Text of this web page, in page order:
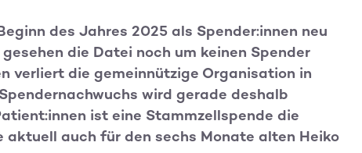
des Jahres 2025 als Spender:innen neu
die Datei noch um keinen Spender
verliert die gemeinnützige Organisation in
wird gerade deshalb
ist eine Stammzellspende die
aktuell auch für den sechs Monate alten Heiko